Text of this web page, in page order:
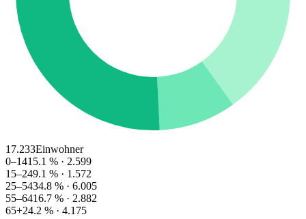
17.233Einwohner
0–1415.1 % · 2.599
15–249.1 % · 1.572
25–5434.8 % · 6.005
55–6416.7 % · 2.882
65+24.2 % · 4.175